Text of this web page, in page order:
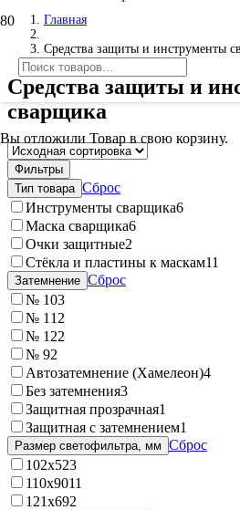
Вы отложили Товар в свою корзину.
Главная
Средства защиты и инструменты
Средства защиты и
сварщика
Фильтры
Тип товара Сброс
Инструменты сварщика6
Маска сварщика6
Очки защитные2
Стёкла и пластины к маскам11
Затемнение Сброс
№ 103
№ 11 2
№ 122
№ 92
Автозатемнение (Хамелеон)4
Без затемнения3
Защитная прозрачная1
Защитная с затемнением1
Размер светофильтра, мм Сброс
102х523
110х9011
121х692